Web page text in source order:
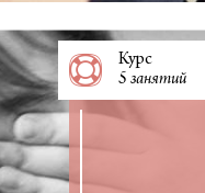
Курс
5 занятий